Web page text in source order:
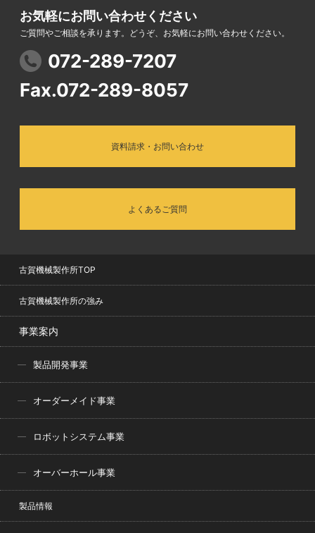
お気軽にお問い合わせください
ご質問やご相談を承ります。どうぞ、お気軽にお問い合わせください。
072-289-7207
Fax.072-289-8057
資料請求・お問い合わせ
よくあるご質問
古賀機械製作所TOP
古賀機械製作所の強み
事業案内
製品開発事業
オーダーメイド事業
ロボットシステム事業
オーバーホール事業
製品情報